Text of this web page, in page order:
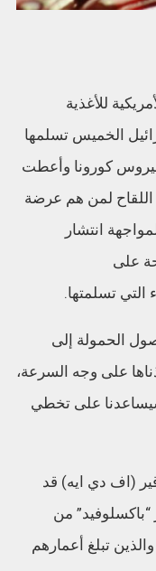
للأغذية
الخميس تسلمها
كورونا وأعطت
لمن هم عرضة
انتشار
على
تسلمتها.
الحمولة إلى
على وجه السرعة،
على تخطي
(اف دي ايه) قد
من
تبلغ أعمارهم